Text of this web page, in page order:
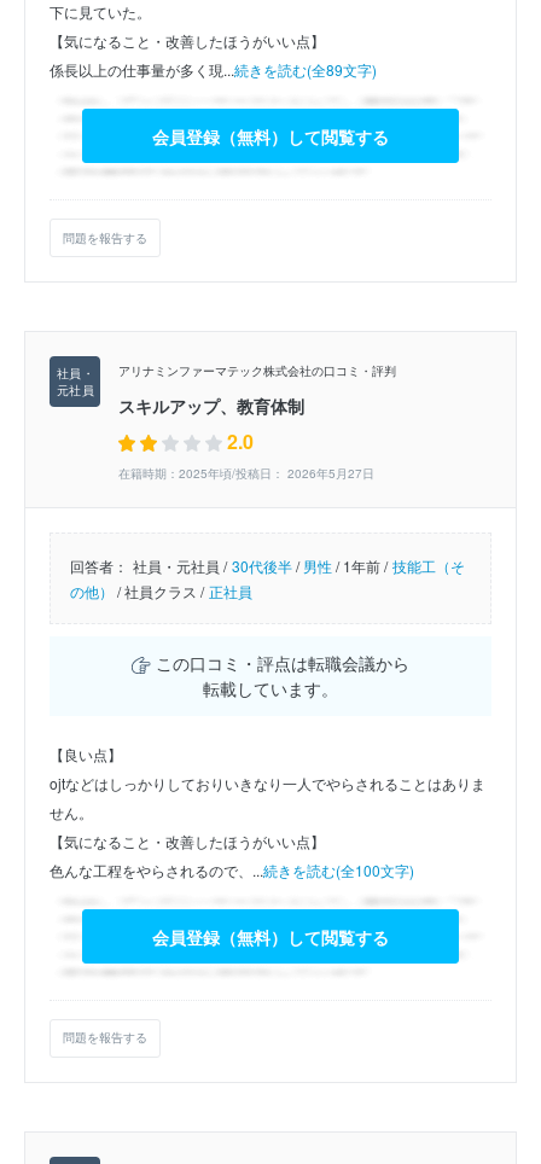
下に見ていた。
【気になること・改善したほうがいい点】
係長以上の仕事量が多く現...続きを読む(全89文字)
会員登録（無料）して閲覧する
問題を報告する
アリナミンファーマテック株式会社の口コミ・評判
スキルアップ、教育体制
2.0
在籍時期：2025年頃/投稿日： 2026年5月27日
回答者： 社員・元社員 / 30代後半/男性/1年前 / 技能工（そ
の他） /社員クラス / 正社員
この口コミ・評点は転職会議から
転載しています。
【良い点】
ojtなどはしっかりしておりいきなり一人でやらされることはありま
せん。
【気になること・改善したほうがいい点】
色んな工程をやらされるので、...続きを読む(全100文字)
会員登録（無料）して閲覧する
問題を報告する